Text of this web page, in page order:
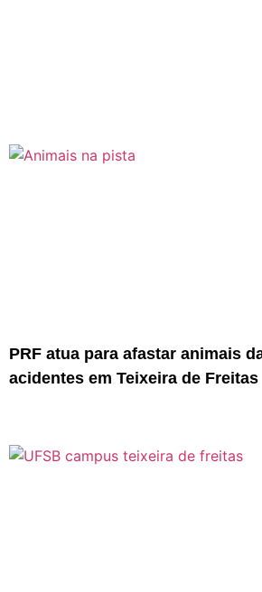
PRF atua para afastar animais
acidentes em Teixeira de Freitas